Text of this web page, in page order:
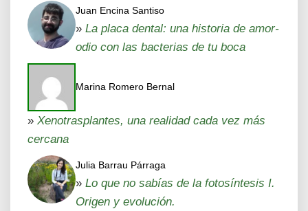
Juan Encina Santiso
» La placa dental: una historia de amor-
odio con las bacterias de tu boca
Marina Romero Bernal
» Xenotrasplantes, una realidad cada vez más
cercana
Julia Barrau Párraga
» Lo que no sabías de la fotosíntesis I.
Origen y evolución.